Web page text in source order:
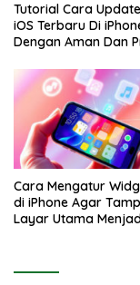
Tutorial Cara
iOS Terbaru Di
Dengan Aman Dan
Cara Mengatur
di iPhone Agar
Layar Utama